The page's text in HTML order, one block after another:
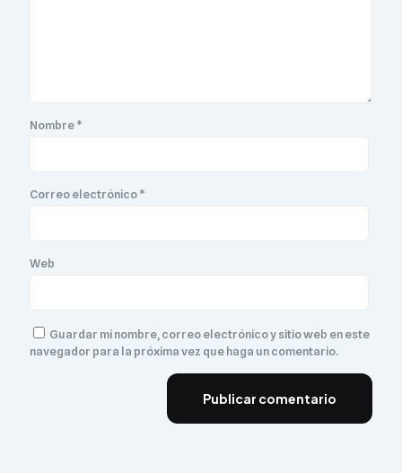
Nombre*
Correo electrónico*
Web
Guardar mi nombre, correo electrónico y sitio web en este
navegador para la próxima vez que haga un comentario.